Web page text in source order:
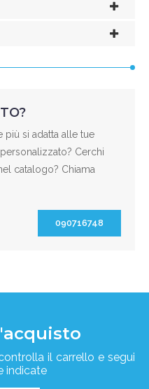
più si adatta alle tue
Cerchi
catalogo? Chiama
090716748
il carrello e segui
indicate